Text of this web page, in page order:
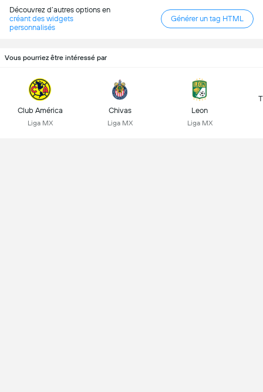
Découvrez d’autres options en
créant des widgets
personnalisés
Générer un tag HTML
Vous pourriez être intéressé par
Club América
Liga MX
Chivas
Liga MX
Leon
Liga MX